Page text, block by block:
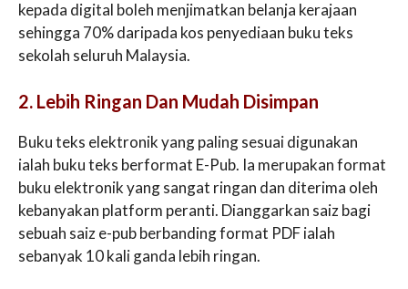
kepada digital boleh menjimatkan belanja kerajaan
sehingga 70% daripada kos penyediaan buku teks
sekolah seluruh Malaysia.
2. Lebih Ringan Dan Mudah Disimpan
Buku teks elektronik yang paling sesuai digunakan
ialah buku teks berformat E-Pub. Ia merupakan format
buku elektronik yang sangat ringan dan diterima oleh
kebanyakan platform peranti. Dianggarkan saiz bagi
sebuah saiz e-pub berbanding format PDF ialah
sebanyak 10 kali ganda lebih ringan.